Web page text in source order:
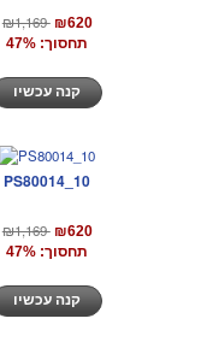
₪1,169 ₪620
תחסוך: 47%
PS80014_10
₪1,169 ₪620
תחסוך: 47%